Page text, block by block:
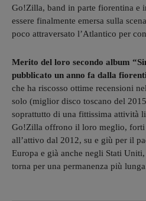
Go!Zilla, band in parte fiorentina e
essere finalmente emersa sulla
poco attraversato l’Atlantico per
Merito del loro secondo album
pubblicato un anno fa dalla
che ha riscosso ottime recensioni
solo (miglior disco toscano del
soprattutto di una fittissima attività
Go!Zilla offrono il loro meglio, forti
all’attivo dal 2012, su e giù per il
Europa e già anche negli Stati
torna per una permanenza più